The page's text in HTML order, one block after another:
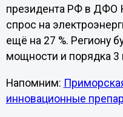
президента РФ в ДФО
спрос на
ещё на 27 %. Региону
мощности и порядка 3
Напомним:
инновационные